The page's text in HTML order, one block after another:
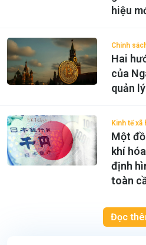
hiệu
Chính
Hai
của
quản
Kinh tế xã
Một
khí
định
toàn
Đọc